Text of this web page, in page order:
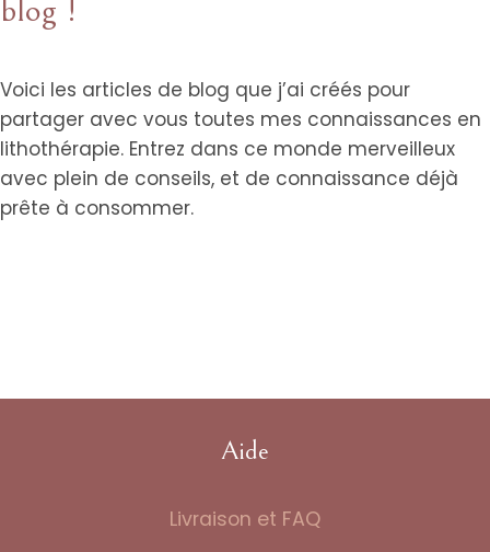
blog !
Voici les articles de blog que j’ai créés pour
partager avec vous toutes mes connaissances en
lithothérapie. Entrez dans ce monde merveilleux
avec plein de conseils, et de connaissance déjà
prête à consommer.
Uncategorized
DANGER : La lithothérapie et les pierres toxiques
Lithothérapie
Entretenir vos pierres
naturelles : Purification et
Rechargement
Aide
Livraison et FAQ